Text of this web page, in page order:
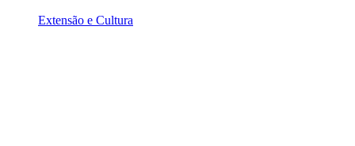
Extensão e Cultura